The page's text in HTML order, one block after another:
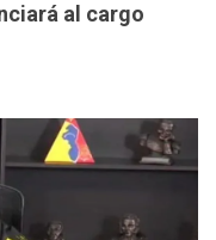
al cargo